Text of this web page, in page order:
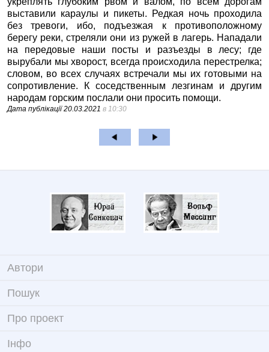
выставили караулы и пикеты. Редкая ночь проходила
без тревоги, ибо, подъезжая к противоположному
берегу реки, стреляли они из ружей в лагерь. Нападали
на передовые наши посты и разъезды в лесу; где
вырубали мы хворост, всегда происходила перестрелка;
словом, во всех случаях встречали мы их готовыми на
сопротивление. К соседственным лезгинам и другим
народам горским послали они просить помощи.
Дата публікації20.03.2021 в 10:30
Автори
Пошук
Про проект
Iнфо